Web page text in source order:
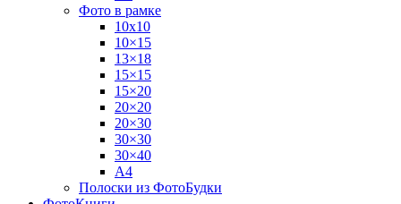
Фото в рамке
10х10
10×15
13×18
15×15
15×20
20×20
20×30
30×30
30×40
A4
Полоски из ФотоБудки